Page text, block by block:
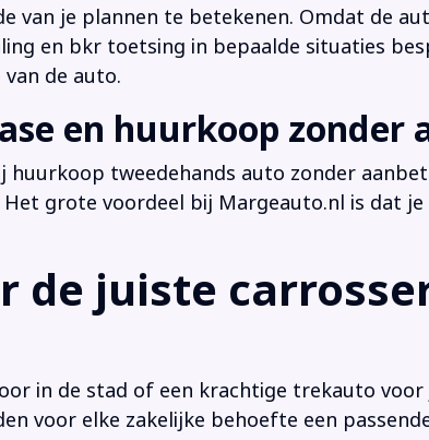
van je plannen te betekenen. Omdat de
en bkr toetsing in bepaalde situaties
de auto.
en huurkoop zonder
huurkoop tweedehands auto zonder
grote voordeel bij Margeauto.nl is dat
de juiste
in de stad of een krachtige trekauto voor
voor elke zakelijke behoefte een